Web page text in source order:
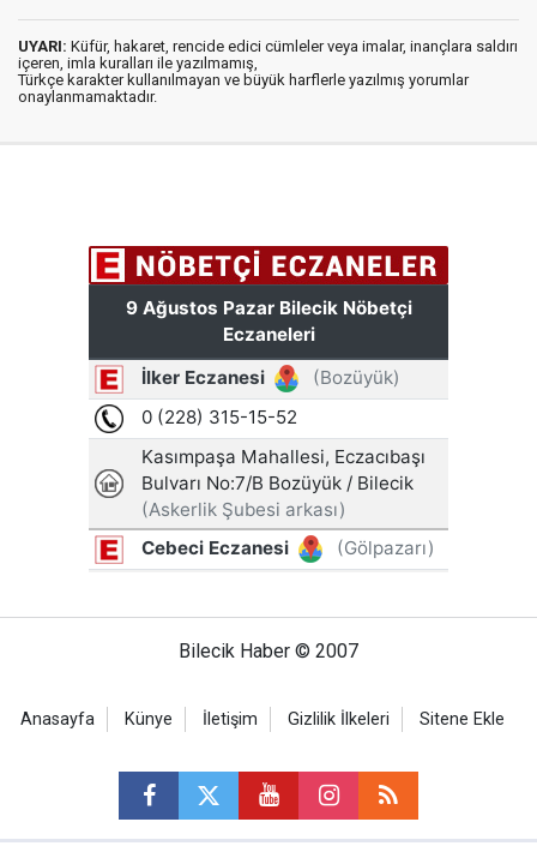
UYARI: Küfür, hakaret, rencide edici cümleler veya imalar, inançlara saldırı
içeren, imla kuralları ile yazılmamış,
Türkçe karakter kullanılmayan ve büyük harflerle yazılmış yorumlar
onaylanmamaktadır.
Bilecik Haber © 2007
Anasayfa Künye İletişim Gizlilik İlkeleri Sitene Ekle